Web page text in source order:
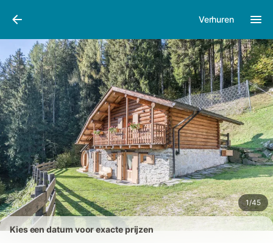
Verhuren
1/45
Afbeeldingen
Kies een datum voor exacte prijzen